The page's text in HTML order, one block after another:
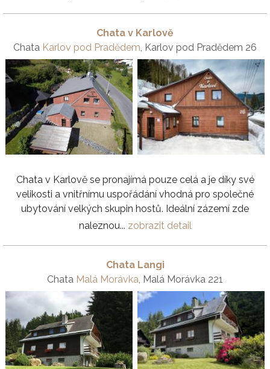
Chata v Karlově
Chata Karlov pod Pradědem , Karlov pod Pradědem 26
Chata v Karlově se pronajímá pouze celá a je díky své
velikosti a vnitřnímu uspořádání vhodná pro společné
ubytování velkých skupin hostů. Ideální zázemí zde
naleznou... zobrazit detail
Chata Langi
Chata Malá Morávka , Malá Morávka 221